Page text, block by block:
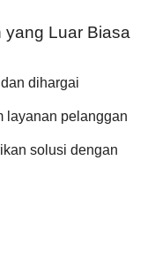
Luar Biasa
dihargai
layanan pelanggan
solusi dengan